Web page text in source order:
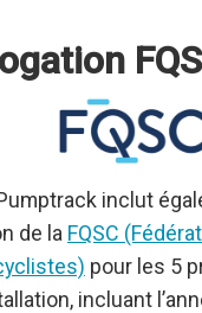
inclut
de la FQSC
pour les 5
incluant